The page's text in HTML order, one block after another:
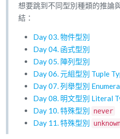
想要跳到不同型別種類的推論
結：
Day 03. 物件型別
Day 04. 函式型別
Day 05. 陣列型別
Day 06. 元組型別 Tuple
Day 07. 列舉型別
Day 08. 明文型別 Literal
Day 10. 特殊型別 never
Day 11. 特殊型別